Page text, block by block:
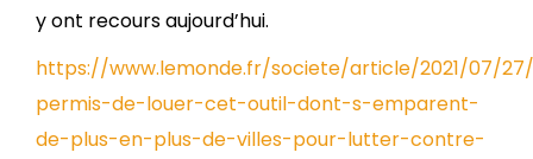
y ont recours aujourd’hui.
https://www.lemonde.fr/societe/article/2021/07/
permis-de-louer-cet-outil-dont-s-emparent-
de-plus-en-plus-de-villes-pour-lutter-contre-